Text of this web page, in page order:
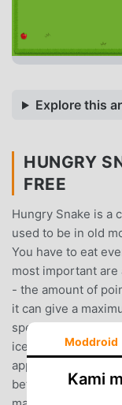
Explore this
HUNGRY
FREE
Hungry Snake is a
used to be in old
You have to eat
most important
- the amount of
it can give a
special items:-
ice - slows down
apples last only 10
better bonus they
Moddroid
Kami